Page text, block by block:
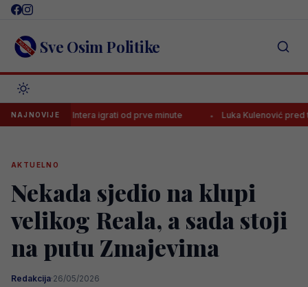
Skip
content Sve Osim Politike
NAJNOVIJE
Intera igrati od prve minute Luka Kulenović pred
AKTUELNO
Nekada sjedio na klupi
velikog Reala, a sada stoji
na putu Zmajevima
Redakcija·26/05/2026